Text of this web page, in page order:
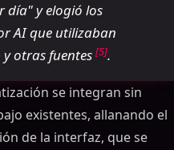
día" y elogió los
AI que utilizaban
otras fuentes [5].
se integran sin
existentes, allanando el
de la interfaz, que se